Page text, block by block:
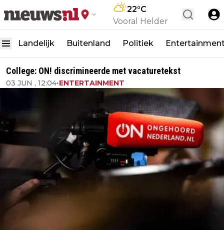
22°C
Vooral Helder
Landelijk Buitenland Politiek
College: ON! discrimineerde met vacaturetekst
03 JUN , 12:04•ENTERTAINMENT